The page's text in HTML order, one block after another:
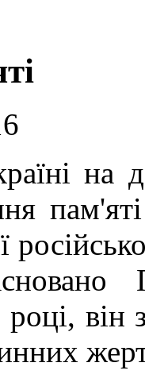
на
пам'яті
він